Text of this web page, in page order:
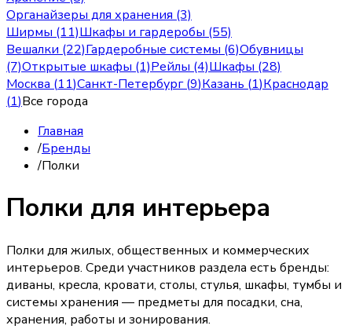
Органайзеры для хранения (3)
Ширмы (11)Шкафы и гардеробы (55)
Вешалки (22)Гардеробные системы (6)Обувницы
(7)Открытые шкафы (1)Рейлы (4)Шкафы (28)
Москва (11)Санкт-Петербург(9)Казань (1)Краснодар
(1)Все города
Главная
/Бренды
/Полки
Полки для интерьера
Полки для жилых, общественных и коммерческих
интерьеров. Среди участников раздела есть бренды:
диваны, кресла, кровати, столы, стулья, шкафы, тумбы и
системы хранения — предметы для посадки, сна,
хранения, работы и зонирования.